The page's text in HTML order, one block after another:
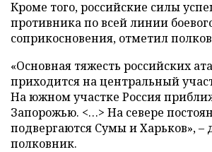
Кроме того, российские силы
противника по всей линии
соприкосновения, отметил
«Основная тяжесть российских
приходится на центральный
На южном участке Россия
Запорожью. <…> На севере
подвергаются Сумы и Харьков», –
полковник.